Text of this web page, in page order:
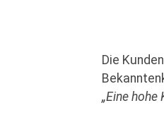
Die
„Eine